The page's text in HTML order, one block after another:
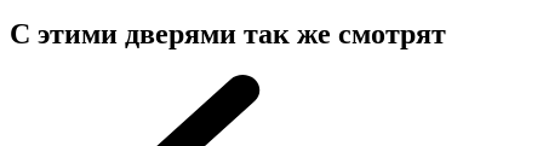
С этими дверями так же смотрят